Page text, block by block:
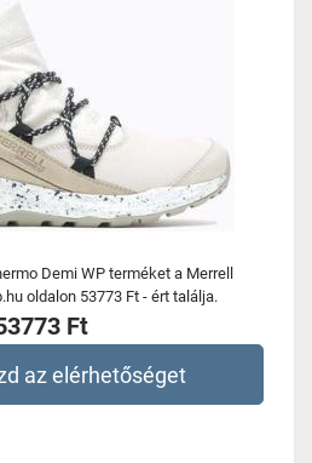
Demi WP terméket a Merrell
oldalon 53773 Ft - ért találja.
Ft
az elérhetőséget